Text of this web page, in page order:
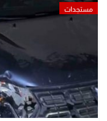
مستجدات